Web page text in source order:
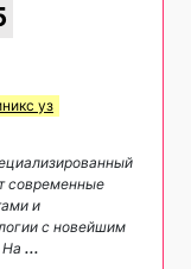
уз
современные
и
с новейшим
На ...